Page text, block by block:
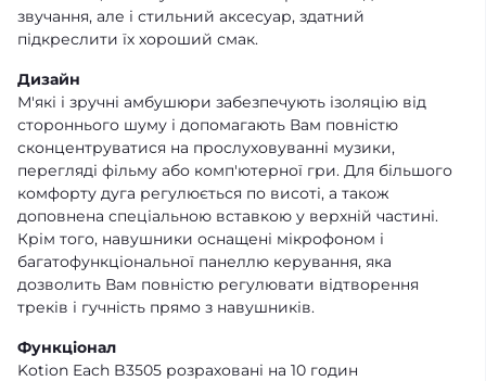
звучання, але і стильний аксесуар, здатний
підкреслити їх хороший смак.
Дизайн
М'які і зручні амбушюри забезпечують ізоляцію від
стороннього шуму і допомагають Вам повністю
сконцентруватися на прослуховуванні музики,
перегляді фільму або комп'ютерної гри. Для більшого
комфорту дуга регулюється по висоті, а також
доповнена спеціальною вставкою у верхній частині.
Крім того, навушники оснащені мікрофоном і
багатофункціональної панеллю керування, яка
дозволить Вам повністю регулювати відтворення
треків і гучність прямо з навушників.
Функціонал
Kotion Each B3505 розраховані на 10 годин